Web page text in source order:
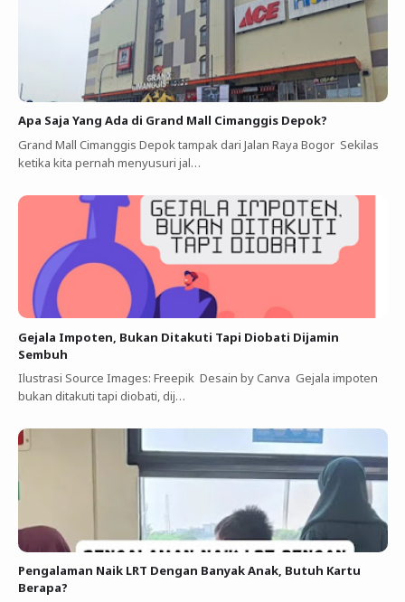
Apa Saja Yang Ada di Grand Mall Cimanggis Depok?
Grand Mall Cimanggis Depok tampak dari Jalan Raya Bogor Sekilas
ketika kita pernah menyusuri jal…
Gejala Impoten, Bukan Ditakuti Tapi Diobati Dijamin
Sembuh
Ilustrasi Source Images: Freepik Desain by Canva Gejala impoten
bukan ditakuti tapi diobati, dij…
Pengalaman Naik LRT Dengan Banyak Anak, Butuh Kartu
Berapa?